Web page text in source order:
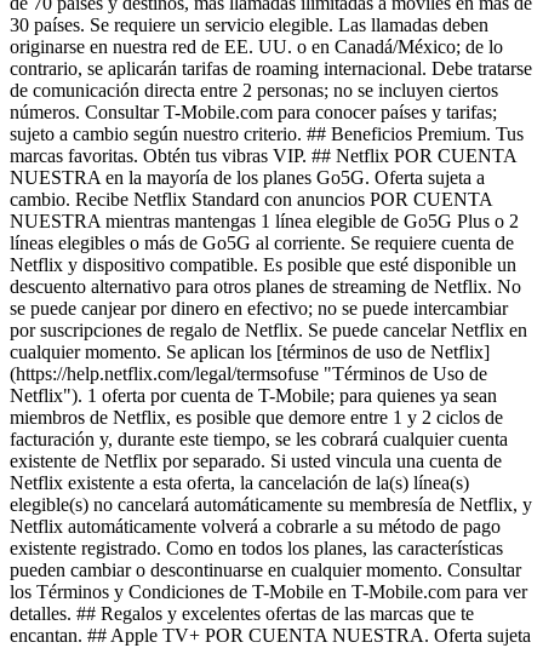
30 países. Se requiere un servicio elegible. Las llamadas deben
originarse en nuestra red de EE. UU. o en Canadá/México; de lo
contrario, se aplicarán tarifas de roaming internacional. Debe tratarse
de comunicación directa entre 2 personas; no se incluyen ciertos
números. Consultar T-Mobile.com para conocer países y tarifas;
sujeto a cambio según nuestro criterio. ## Beneficios Premium. Tus
marcas favoritas. Obtén tus vibras VIP. ## Netflix POR CUENTA
NUESTRA en la mayoría de los planes Go5G. Oferta sujeta a
cambio. Recibe Netflix Standard con anuncios POR CUENTA
NUESTRA mientras mantengas 1 línea elegible de Go5G Plus o 2
líneas elegibles o más de Go5G al corriente. Se requiere cuenta de
Netflix y dispositivo compatible. Es posible que esté disponible un
descuento alternativo para otros planes de streaming de Netflix. No
se puede canjear por dinero en efectivo; no se puede intercambiar
por suscripciones de regalo de Netflix. Se puede cancelar Netflix en
cualquier momento. Se aplican los [términos de uso de Netflix]
(https://help.netflix.com/legal/termsofuse "Términos de Uso de
Netflix"). 1 oferta por cuenta de T-Mobile; para quienes ya sean
miembros de Netflix, es posible que demore entre 1 y 2 ciclos de
facturación y, durante este tiempo, se les cobrará cualquier cuenta
existente de Netflix por separado. Si usted vincula una cuenta de
Netflix existente a esta oferta, la cancelación de la(s) línea(s)
elegible(s) no cancelará automáticamente su membresía de Netflix, y
Netflix automáticamente volverá a cobrarle a su método de pago
existente registrado. Como en todos los planes, las características
pueden cambiar o descontinuarse en cualquier momento. Consultar
los Términos y Condiciones de T-Mobile en T-Mobile.com para ver
detalles. ## Regalos y excelentes ofertas de las marcas que te
encantan. ## Apple TV+ POR CUENTA NUESTRA. Oferta sujeta